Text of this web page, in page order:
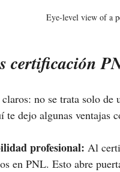
Eye-level view of a
certificación
claros: no se trata solo
te dejo algunas ventajas
profesional: Al
en PNL. Esto abre